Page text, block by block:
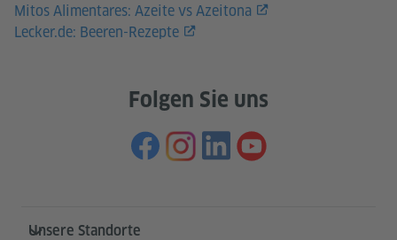
Mitos Alimentares: Azeite vs Azeitona
Lecker.de: Beeren-Rezepte
Folgen Sie uns
Service- und Informationsbereich
Unsere Standorte